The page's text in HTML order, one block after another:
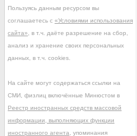
Пользуясь данным ресурсом вы
соглашаетесь с «Условиями использования
сайта» , в т.ч. даёте разрешение на сбор,
анализ и хранение своих персональных
данных, в т.ч. cookies.
На сайте могут содержаться ссылки на
СМИ, физлиц включённые Минюстом в
Реестр иностранных средств массовой
информации, выполняющих функции
иностранного агента , упоминания